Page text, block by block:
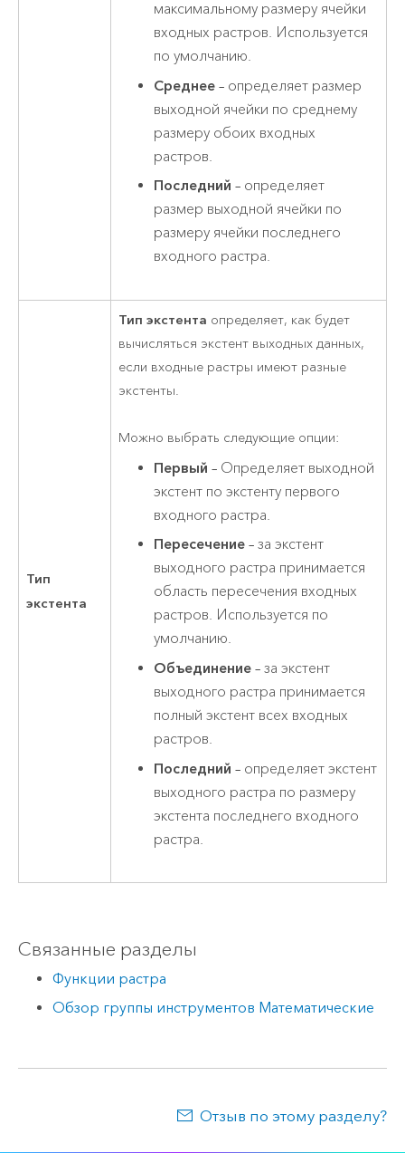
максимальному размеру ячейки
входных растров. Используется
по умолчанию.
Среднее – определяет размер
выходной ячейки по среднему
размеру обоих входных
растров.
Последний – определяет
размер выходной ячейки по
размеру ячейки последнего
входного растра.
Тип
экстента
Тип экстента определяет, как будет
вычисляться экстент выходных данных,
если входные растры имеют разные
экстенты.
Можно выбрать следующие опции:
Первый – Определяет выходной
экстент по экстенту первого
входного растра.
Пересечение – за экстент
выходного растра принимается
область пересечения входных
растров. Используется по
умолчанию.
Объединение – за экстент
выходного растра принимается
полный экстент всех входных
растров.
Последний – определяет экстент
выходного растра по размеру
экстента последнего входного
растра.
Связанные разделы
Функции растра
Обзор группы инструментов Математические
Отзыв по этому разделу?